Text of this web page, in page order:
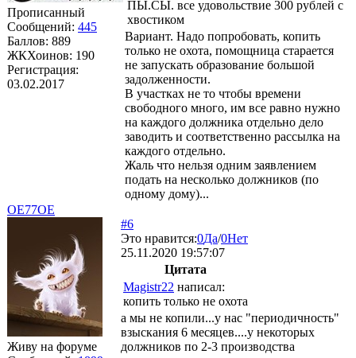
Прописанный
Сообщений: 445
Баллов: 889
ЖКХоинов: 190
Регистрация:
03.02.2017
ПЫ.СЫ. все удовольствие 300 рублей с
хвостиком
Вариант. Надо попробовать, копить
только не охота, помощница старается
не запускать образование большой
задолженности.
В участках не то чтобы времени
свободного много, им все равно нужно
на каждого должника отдельно дело
заводить и соответственно рассылка на
каждого отдельно.
Жаль что нельзя одним заявлением
подать на несколько должников (по
одному дому)...
OE77OE
Живу на форуме
#6
Это нравится:0Да/0Нет
25.11.2020 19:57:07
Цитата
Magistr22 написал:
копить только не охота
а мы не копили...у нас "периодичность"
взыскания 6 месяцев....у некоторых
должников по 2-3 производства